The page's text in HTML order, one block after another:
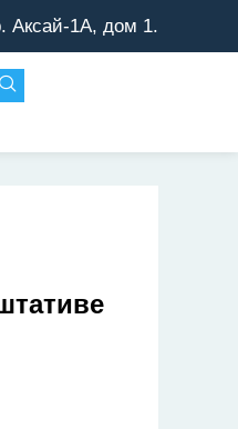
Аксай-1А, дом 1.